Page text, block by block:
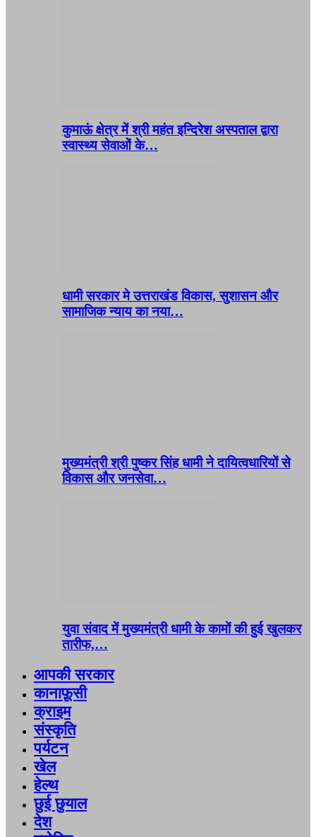
कुमाऊं क्षेत्र में श्री महंत इन्दिरेश अस्पताल द्वारा
स्वास्थ्य सेवाओं के…
धामी सरकार मे उत्तराखंड विकास, सुशासन और
सामाजिक न्याय का नया…
मुख्यमंत्री श्री पुष्कर सिंह धामी ने दायित्वधारियों से
विकास और जनसेवा…
युवा संवाद में मुख्यमंत्री धामी के कामों की हुई खुलकर
तारीफ,…
आपकी सरकार
कानाफ़ूसी
क्राइम
संस्कृति
पर्यटन
खेल
हेल्थ
छुई छुयाल
देश